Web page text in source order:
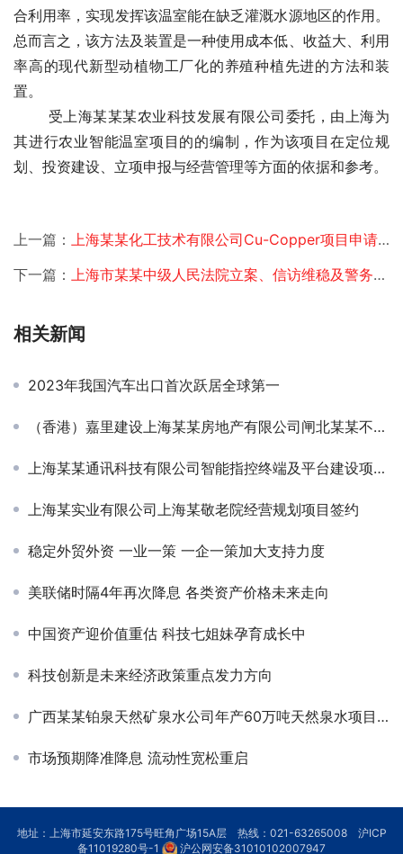
合利用率，实现发挥该温室能在缺乏灌溉水源地区的作用。
总而言之，该方法及装置是一种使用成本低、收益大、利用
率高的现代新型动植物工厂化的养殖种植先进的方法和装
置。
受上海某某某农业科技发展有限公司委托，由上海为
其进行农业智能温室项目的的编制，作为该项目在定位规
划、投资建设、立项申报与经营管理等方面的依据和参考。
上一篇： 上海某某化工技术有限公司Cu-Copper项目申请报告项目签约
下一篇： 上海市某某中级人民法院立案、信访维稳及警务综合保障业务楼扩建可行性研究项目签约
相关新闻
2023年我国汽车出口首次跃居全球第一
（香港）嘉里建设上海某某房地产有限公司闸北某某不夜城三期节能评估项目签约
上海某某通讯科技有限公司智能指控终端及平台建设项目可研-定增
上海某实业有限公司上海某敬老院经营规划项目签约
稳定外贸外资 一业一策 一企一策加大支持力度
美联储时隔4年再次降息 各类资产价格未来走向
中国资产迎价值重估 科技七姐妹孕育成长中
科技创新是未来经济政策重点发力方向
广西某某铂泉天然矿泉水公司年产60万吨天然泉水项目可行性研究
市场预期降准降息 流动性宽松重启
地址：上海市延安东路175号旺角广场15A层 热线：021-63265008 沪ICP
备11019280号-1
沪公网安备31010102007947